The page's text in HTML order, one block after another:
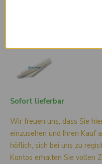
Sofort lieferbar
Wir freuen uns, dass Sie
einzusehen und Ihren Kauf
höflich, sich bei uns zu
Kontos erhalten Sie vollen